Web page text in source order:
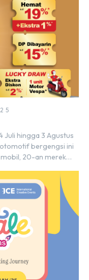
Juli hingga 3 Agustus
otomotif bergengsi ini
20-an merek
GIIAS juga menjadi
industri untuk